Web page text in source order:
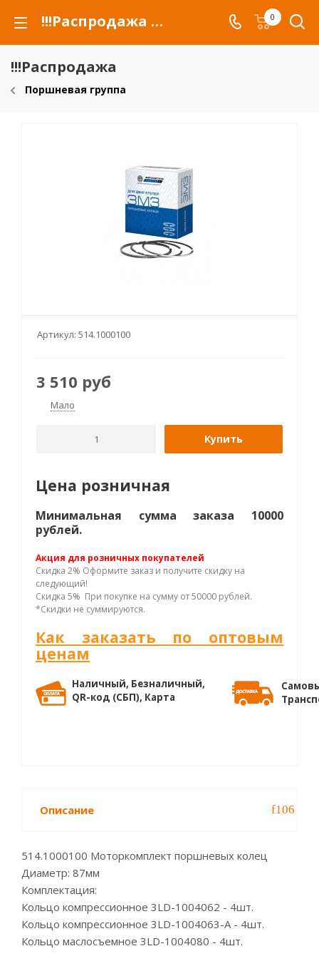
!!!Распродажа для автомобилей российских марок и сельхозтехники 0
!!!Распродажа
Поршневая группа
Артикул: 514.1000100
3 510 руб
Мало
Купить
Цена розничная
Минимальная сумма заказа 10000
рублей.
Акция для розничных покупателей
Скидка 2% Оформите заказ и получите скидку на
следующий!
Скидка 5% При покупке на сумму от 50000 рублей.
*Скидки не суммируются.
Как заказать по оптовым
ценам
Наличный, Безналичный,
QR-код (СБП), Карта
Описание
514.1000100 Моторкомплект поршневых колец
Диаметр: 87мм
Комплектация:
Кольцо компрессионное 3LD-1004062 - 4шт.
Кольцо компрессионное 3LD-1004063-А - 4шт.
Кольцо маслосъемное 3LD-1004080 - 4шт.